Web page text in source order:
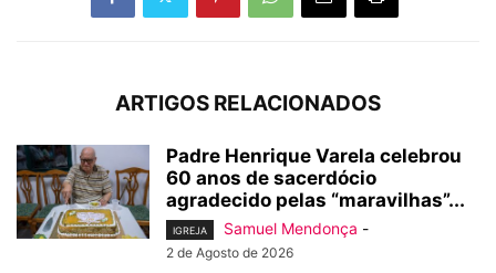
ARTIGOS RELACIONADOS
Padre Henrique Varela celebrou
60 anos de sacerdócio
agradecido pelas “maravilhas”...
IGREJA Samuel Mendonça -
2 de Agosto de 2026